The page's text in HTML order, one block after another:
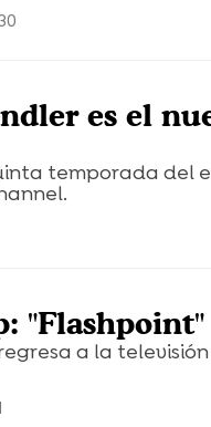
es el
temporada del
"Flashpoint"
a la